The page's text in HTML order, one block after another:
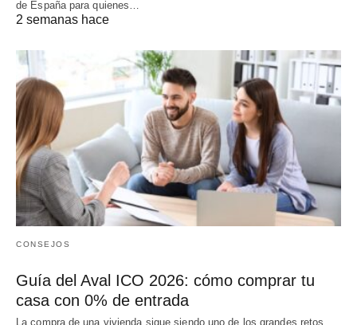
de España para quienes…
2 semanas hace
CONSEJOS
Guía del Aval ICO 2026: cómo comprar tu
casa con 0% de entrada
La compra de una vivienda sigue siendo uno de los grandes retos